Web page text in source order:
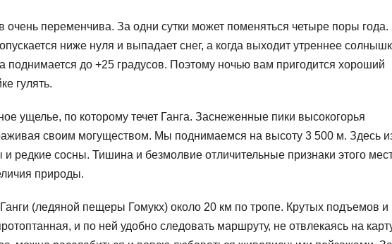
очень переменчива. За одни сутки может поменяться четыре поры года.
ниже нуля и выпадает снег, а когда выходит утреннее
поднимается до +25 градусов. Поэтому ночью вам пригодится хороший
гулять.
ущелье, по которому течет Ганга. Заснеженные пики высокогорья
своим могуществом. Мы поднимаемся на высоту 3 500 м. Здесь
и редкие сосны. Тишина и безмолвие отличительные признаки этого
природы.
(ледяной пещеры Гомукх) около 20 км по тропе. Крутых подъемов и
и по ней удобно следовать маршруту, не отвлекаясь на